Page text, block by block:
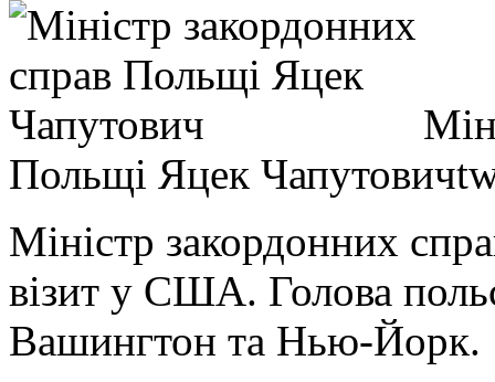
Польщі Яцек Чапутович
Міністр закордонних
візит у США. Голова
Вашингтон та Нью-Йорк.